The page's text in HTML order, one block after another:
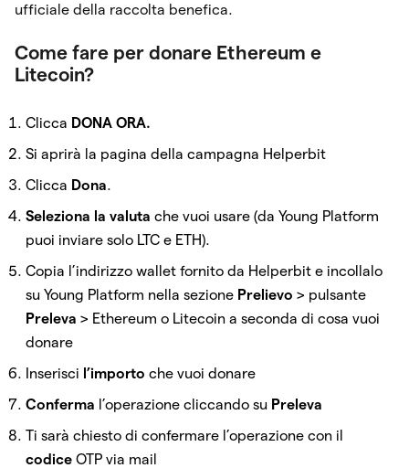
ufficiale della raccolta benefica.
Come fare per donare Ethereum e
Litecoin?
Clicca DONA ORA.
Si aprirà la pagina della campagna Helperbit
Clicca Dona.
Seleziona la valuta che vuoi usare (da Young Platform
puoi inviare solo LTC e ETH).
Copia l’indirizzo wallet fornito da Helperbit e incollalo
su Young Platform nella sezione Prelievo > pulsante
Preleva > Ethereum o Litecoin a seconda di cosa vuoi
donare
Inserisci l’importo che vuoi donare
Conferma l’operazione cliccando su Preleva
Ti sarà chiesto di confermare l’operazione con il
codice OTP via mail